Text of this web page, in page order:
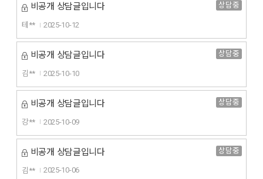
비공개 상담글입니다 상담중
테** 2025-10-12
비공개 상담글입니다 상담중
김** 2025-10-10
비공개 상담글입니다 상담중
강** 2025-10-09
비공개 상담글입니다 상담중
김** 2025-10-06